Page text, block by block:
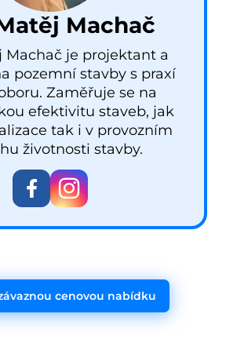
Machač
Machač je projektant a
pozemní stavby s praxí
Zaměřuje se na
efektivitu staveb, jak
tak i v provozním
životnosti stavby.
cenovou nabídku